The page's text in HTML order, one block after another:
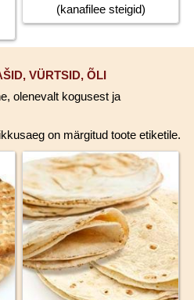
(kanafilee steigid)
VÜRTSID, ÕLI
olenevalt kogusest ja
on märgitud toote etiketile.